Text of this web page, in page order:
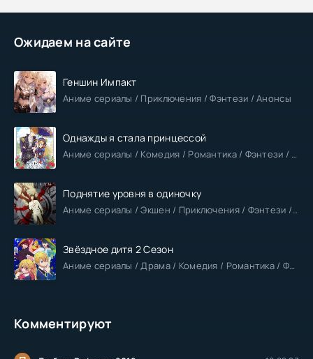
Ожидаем на сайте
Геншин Импакт
Аниме сериалы / Приключения / Фэнтези / Анонсы
Однажды я стала принцессой
Аниме сериалы / Комедия / Романтика / Фэнтези / Анонсы
Поднятие уровня в одиночку
Аниме сериалы / Экшен / Приключения / Фэнтези / Анонсы
Звёздное дитя 2 Сезон
Аниме сериалы / Драма / Комедия / Романтика / Фантастика / Анонсы
Комментируют